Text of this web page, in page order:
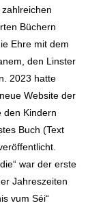
Büchern
Ehre mit dem
den Linster
2023 hatte
Website der
den Kindern
Buch (Text
war der erste
Jahreszeiten
vum Séi“